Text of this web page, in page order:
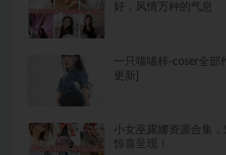
好，风情万种的气息
一只喵喵梓-coser全部
更新]
小女巫露娜资源合集
惊喜呈现！